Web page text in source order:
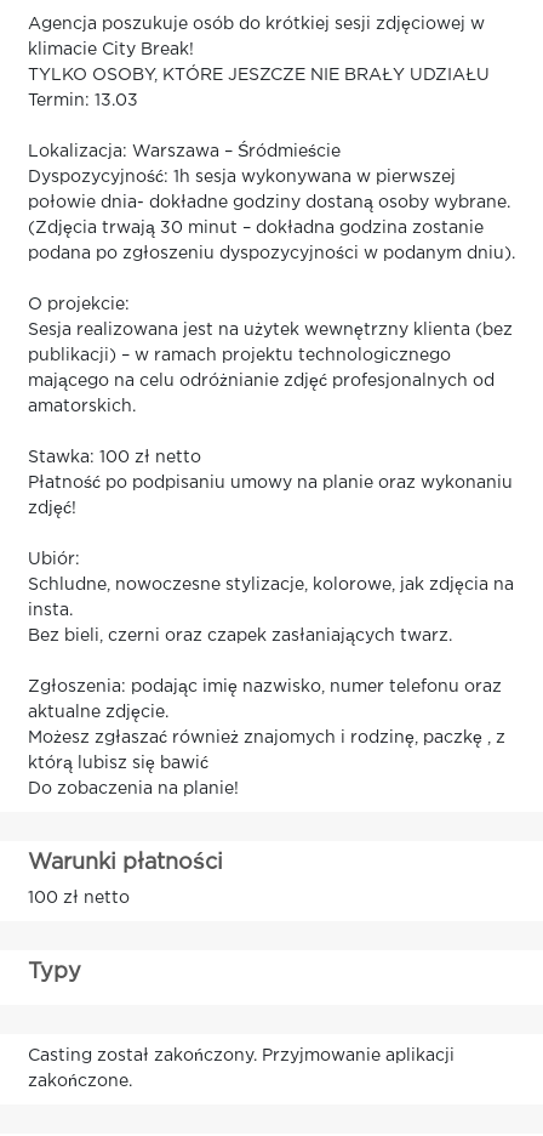
Agencja poszukuje osób do krótkiej sesji zdjęciowej w
klimacie City Break!
TYLKO OSOBY, KTÓRE JESZCZE NIE BRAŁY UDZIAŁU
Termin: 13.03
Lokalizacja: Warszawa – Śródmieście
Dyspozycyjność: 1h sesja wykonywana w pierwszej
połowie dnia- dokładne godziny dostaną osoby wybrane.
(Zdjęcia trwają 30 minut – dokładna godzina zostanie
podana po zgłoszeniu dyspozycyjności w podanym dniu).
O projekcie:
Sesja realizowana jest na użytek wewnętrzny klienta (bez
publikacji) – w ramach projektu technologicznego
mającego na celu odróżnianie zdjęć profesjonalnych od
amatorskich.
Stawka: 100 zł netto
Płatność po podpisaniu umowy na planie oraz wykonaniu
zdjęć!
Ubiór:
Schludne, nowoczesne stylizacje, kolorowe, jak zdjęcia na
insta.
Bez bieli, czerni oraz czapek zasłaniających twarz.
Zgłoszenia: podając imię nazwisko, numer telefonu oraz
aktualne zdjęcie.
Możesz zgłaszać również znajomych i rodzinę, paczkę , z
którą lubisz się bawić
Do zobaczenia na planie!
Warunki płatności
100 zł netto
Typy
Casting został zakończony. Przyjmowanie aplikacji
zakończone.